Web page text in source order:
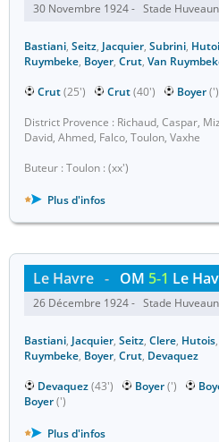
30 Novembre 1924 - Stade
Bastiani, Seitz, Jacquier, Subrini,
Ruymbeke, Boyer, Crut, Van
Crut(25') Crut(40') Boyer(')
District Provence : Richaud, Caspar,
David, Ahmed, Falco, Toulon, Vaxhe
Buteur : Toulon : (xx')
Plus d'infos
Le Havre - OM 5-1 Le
26 Décembre 1924 - Stade
Bastiani, Jacquier, Seitz, Clere, Hutois,
Ruymbeke, Boyer, Crut, Devaquez
Devaquez(43') Boyer(')
Boyer(')
Plus d'infos